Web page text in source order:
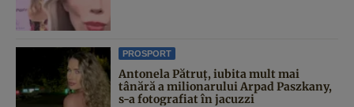
PROSPORT
Antonela Pătruț, iubita mult mai
tânără a milionarului Arpad Paszkany,
s-a fotografiat în jacuzzi